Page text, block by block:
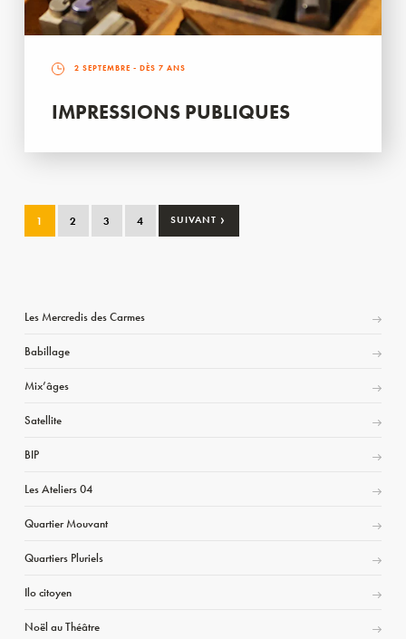
2 SEPTEMBRE - DÈS 7 ANS
IMPRESSIONS PUBLIQUES
1 2 3 4 SUIVANT ›
Les Mercredis des Carmes
Babillage
Mix’âges
Satellite
BIP
Les Ateliers 04
Quartier Mouvant
Quartiers Pluriels
Ilo citoyen
Noël au Théâtre